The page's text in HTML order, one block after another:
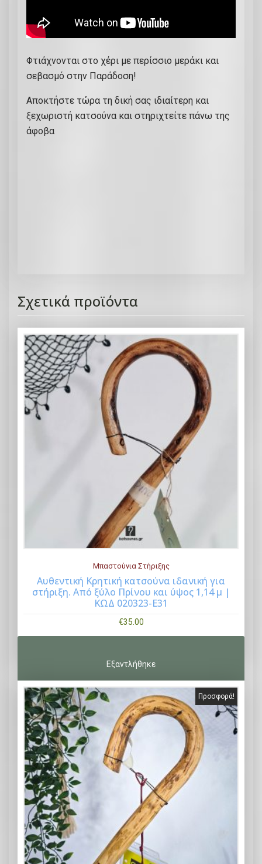
Φτιάχνονται στο χέρι με περίσσιο μεράκι και
σεβασμό στην Παράδοση!
Αποκτήστε τώρα τη δική σας ιδιαίτερη και
ξεχωριστή κατσούνα και στηριχτείτε πάνω της
άφοβα
Σχετικά προϊόντα
Buy Now
Μπαστούνια Στήριξης
Αυθεντική Κρητική κατσούνα ιδανική για
στήριξη. Από ξύλο Πρίνου και ύψος 1,14 μ |
ΚΩΔ 020323-Ε31
€35.00
Προσφορά!